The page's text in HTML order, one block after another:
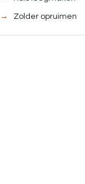
Zolder opruimen